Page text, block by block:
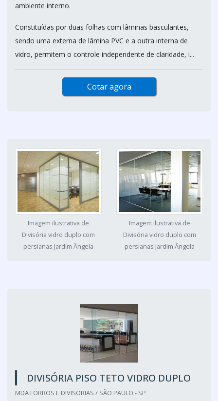
ambiente interno.
Constituídas por duas folhas com lâminas basculantes,
sendo uma externa de lâmina PVC e a outra interna de
vidro, permitem o controle independente de claridade, i...
Cotar agora
Imagem ilustrativa de
Divisória vidro duplo com
persianas Jardim Ângela
Imagem ilustrativa de
Divisória vidro duplo com
persianas Jardim Ângela
DIVISÓRIA PISO TETO VIDRO DUPLO
MDA FORROS E DIVISORIAS / SÃO PAULO - SP